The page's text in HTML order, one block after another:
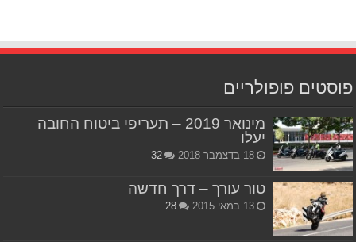
פוסטים פופולריים
מינואר 2019 – תעריפי ביטוח החובה
יעלו
18 בדצמבר 2018 32
טור עורך – דרך חדשה
13 במאי 2015 28